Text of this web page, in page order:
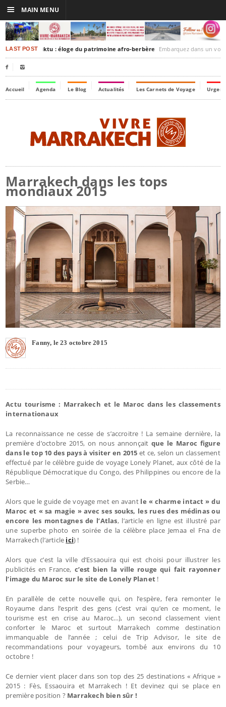
LAST POSTTimbuktu : éloge du patrimoine afro-berbère Embarquez dans un voyage culturel dans le
 
Accueil Agenda Le Blog Actualités Les Carnets de Voyage
Marrakech dans les tops
mondiaux 2015
Fanny, le 23 octobre 2015
Actu tourisme : Marrakech et le Maroc dans les classements
internationaux
La reconnaissance ne cesse de s’accroitre ! La semaine dernière, la
première d’octobre 2015, on nous annonçait que le Maroc figure
dans le top 10 des pays à visiter en 2015 et ce, selon un classement
effectué par le célèbre guide de voyage Lonely Planet, aux côté de la
République Démocratique du Congo, des Philippines ou encore de la
Serbie…
Alors que le guide de voyage met en avant le « charme intact » du
Maroc et « sa magie » avec ses souks, les rues des médinas ou
encore les montagnes de l’Atlas, l’article en ligne est illustré par
une superbe photo en soirée de la célèbre place Jemaa el Fna de
Marrakech (l’article ici) !
Alors que c’est la ville d’Essaouira qui est choisi pour illustrer les
publicités en France, c’est bien la ville rouge qui fait rayonner
l’image du Maroc sur le site de Lonely Planet!
En parallèle de cette nouvelle qui, on l’espère, fera remonter le
Royaume dans l’esprit des gens (c’est vrai qu’en ce moment, le
tourisme est en crise au Maroc…), un second classement vient
conforter le Maroc et surtout Marrakech comme destination
immanquable de l’année ; celui de Trip Advisor, le site de
recommandations pour voyageurs, tombé aux environs du 10
octobre !
Ce dernier vient placer dans son top des 25 destinations « Afrique »
2015 : Fès, Essaouira et Marrakech ! Et devinez qui se place en
première position ? Marrakech bien sûr !
☰ MAIN MENU